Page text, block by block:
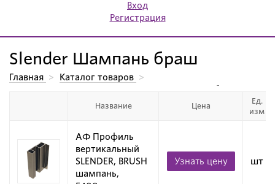
Вход
Регистрация
Slender Шампань браш
Главная > Каталог товаров >
Алюминиевые профили для дверей-купе
Название Цена
Ед.
изм
АФ Профиль
вертикальный
SLENDER, BRUSH
шампань,
Узнать цену шт